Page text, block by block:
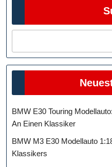
BMW E30 Touring
An Einen Klassiker
BMW M3 E30 Modellauto
Klassikers